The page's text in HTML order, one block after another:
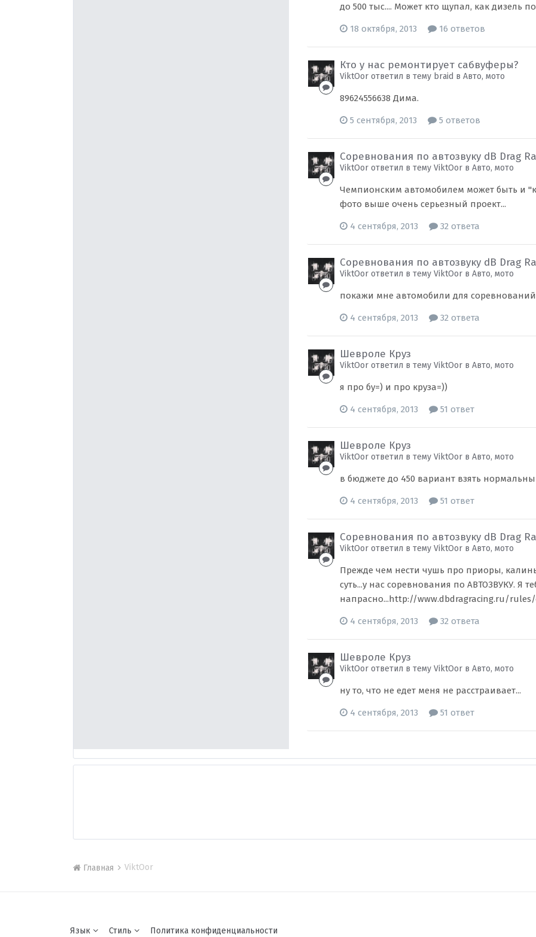
до 500 тыс.... Может кто щупал, как дизель
18 октября, 2013 16 ответов
Кто у нас ремонтирует сабвуферы?
ViktOor ответил в тему braid вАвто, мото
89624556638 Дима.
5 сентября, 2013 5 ответов
Соревнования по автозвуку dB Drag
ViktOor ответил в тему ViktOor вАвто, мото
Чемпионским автомобилем может быть и
фото выше очень серьезный проект...
4 сентября, 2013 32 ответа
Соревнования по автозвуку dB Drag
ViktOor ответил в тему ViktOor вАвто, мото
покажи мне автомобили для
4 сентября, 2013 32 ответа
Шевроле Круз
ViktOor ответил в тему ViktOor вАвто, мото
я про бу=) и про круза=))
4 сентября, 2013 51 ответ
Шевроле Круз
ViktOor ответил в тему ViktOor вАвто, мото
в бюджете до 450 вариант взять
4 сентября, 2013 51 ответ
Соревнования по автозвуку dB Drag
ViktOor ответил в тему ViktOor вАвто, мото
Прежде чем нести чушь про приоры,
суть...у нас соревнования по АВТОЗВУКУ. Я
напрасно...http://www.dbdragracing.ru/rules/
4 сентября, 2013 32 ответа
Шевроле Круз
ViktOor ответил в тему ViktOor вАвто, мото
ну то, что не едет меня не расстраивает...
4 сентября, 2013 51 ответ
Главная ViktOor
Язык Стиль Политика конфиденциальности